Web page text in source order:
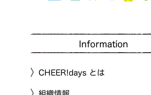
Information
CHEER!days とは